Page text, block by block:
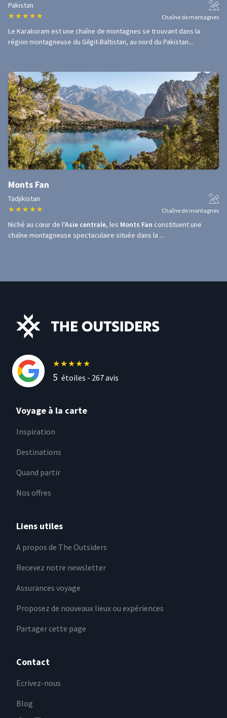
Pakistan
★ ★ ★ ★ ★ Chaîne de montagnes
Le Karakoram est une chaîne de montagnes se trouvant dans la
région montagneuse du Gilgit-Baltistan, au nord du Pakistan...
Monts Fan
Tadjikistan
★ ★ ★ ★ ★ Chaîne de montagnes
Niché au cœur de l'Asie centrale, les Monts Fan constituent une
chaîne montagneuse spectaculaire située dans la ...
★★★★★
5 étoiles - 267avis
Voyage à la carte
Inspiration
Destinations
Quand partir
Nos offres
Liens utiles
A propos de The Outsiders
Recevez notre newsletter
Assurances voyage
Proposez de nouveaux lieux ou expériences
Partager cette page
Contact
Ecrivez-nous
Blog